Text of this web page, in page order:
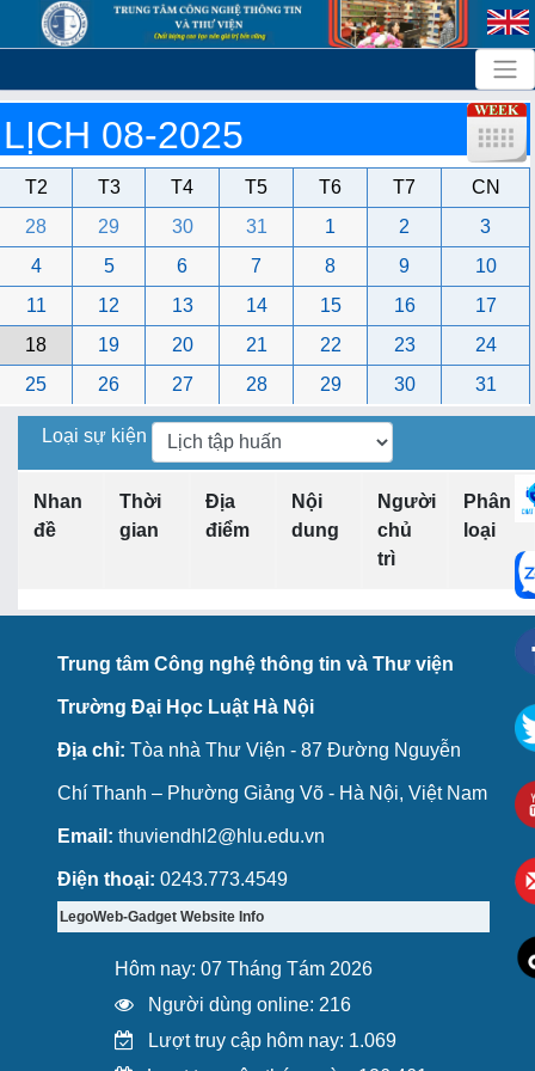
LỊCH 08-2025
T2 T3 T4 T5 T6 T7
CN
28
29 30 31 1 2
3
4
5 6 7 8 9
10
11
12 13 14 15 16
17
18
19 20 21 22 23
24
25
26 27 28 29 30 31
Loại sự kiện
Nhan
đề
Thời
gian
Địa
điểm
Nội
dung
Người
chủ
trì
Phân
loại
Trung tâm Công nghệ thông tin và Thư viện
Trường Đại Học Luật Hà Nội
Địa chỉ: Tòa nhà Thư Viện - 87 Đường Nguyễn
Chí Thanh – Phường Giảng Võ - Hà Nội, Việt Nam
Email: thuviendhl2@hlu.edu.vn
Điện thoại: 0243.773.4549
LegoWeb-Gadget Website Info
Hôm nay: 07 Tháng Tám 2026
Người dùng online: 216
Lượt truy cập hôm nay: 1.069